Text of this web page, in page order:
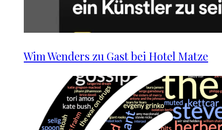
Wim Wenders zu Gast bei Hotel Matze